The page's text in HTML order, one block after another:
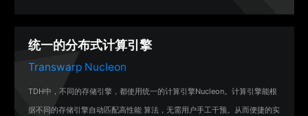
统一的分布式计算引擎
Transwarp Nucleon
TDH中，不同的存储引擎，都使用统一的计算引擎Nucleon。计算引擎能根
据不同的存储引擎自动匹配高性能 算法，无需用户手工干预。从而便捷的实